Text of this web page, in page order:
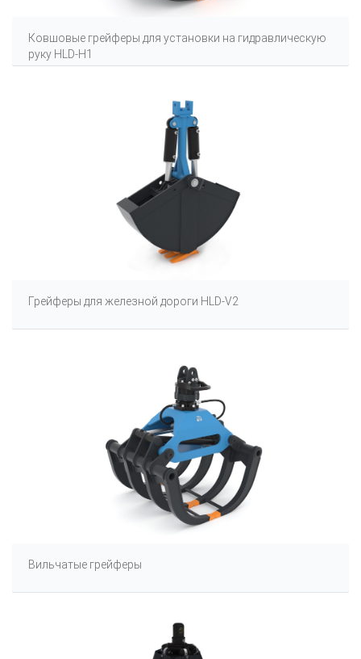
Ковшовые грейферы для установки на гидравлическую
руку HLD-H1
Грейферы для железной дороги HLD-V2
Вильчатые грейферы